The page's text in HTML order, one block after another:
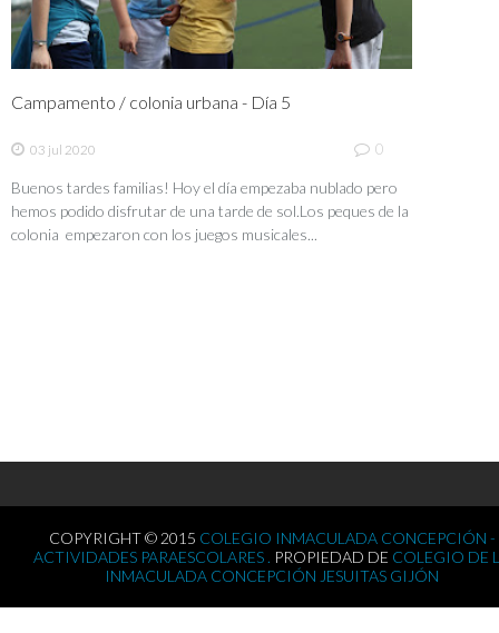
Campamento / colonia urbana - Día 5
03 jul 2020 0
Buenos tardes familias! Hoy el día empezaba nublado pero
hemos podido disfrutar de una tarde de sol.Los peques de la
colonia empezaron con los juegos musicales...
COPYRIGHT © 2015 COLEGIO INMACULADA CONCEPCIÓN -
ACTIVIDADES PARAESCOLARES . PROPIEDAD DE COLEGIO DE
INMACULADA CONCEPCIÓN JESUITAS GIJÓN